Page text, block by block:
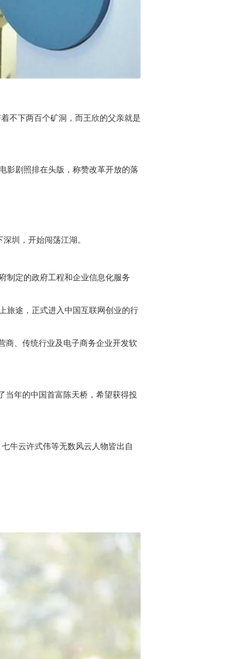
不下两百个矿洞，而王欣的父亲就是
影剧照排在头版，称赞改革开放的落
圳，开始闯荡江湖。
制定的政府工程和企业信息化服务
旅途，正式进入中国互联网创业的行
商、传统行业及电子商务企业开发软
当年的中国首富陈天桥，希望获得投
牛云许式伟等无数风云人物皆出自